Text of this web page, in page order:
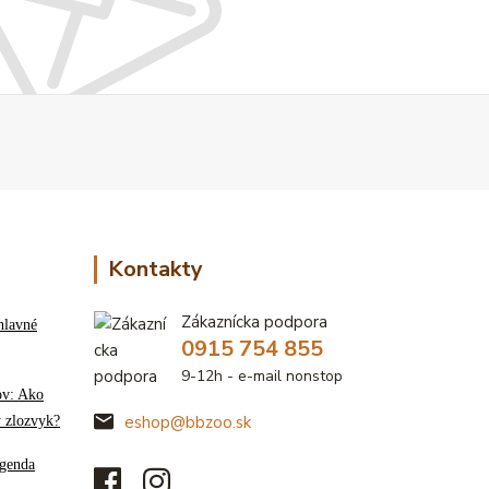
Ako
zlozvyk?
Kontakty
Zákaznícka podpora
0915 754 855
9-12h - e-mail nonstop
eshop@bbzoo.sk